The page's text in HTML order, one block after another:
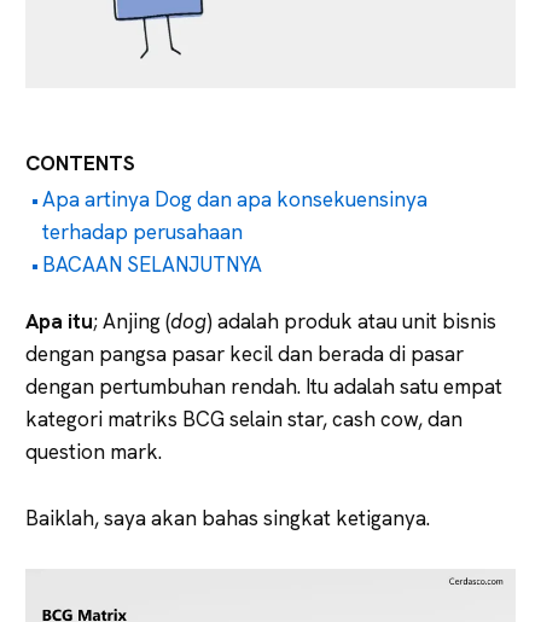
CONTENTS
Apa artinya Dog dan apa konsekuensinya
terhadap perusahaan
BACAAN SELANJUTNYA
Apa itu; Anjing (dog) adalah produk atau unit bisnis
dengan pangsa pasar kecil dan berada di pasar
dengan pertumbuhan rendah. Itu adalah satu empat
kategori matriks BCG selain star, cash cow, dan
question mark.
Baiklah, saya akan bahas singkat ketiganya.